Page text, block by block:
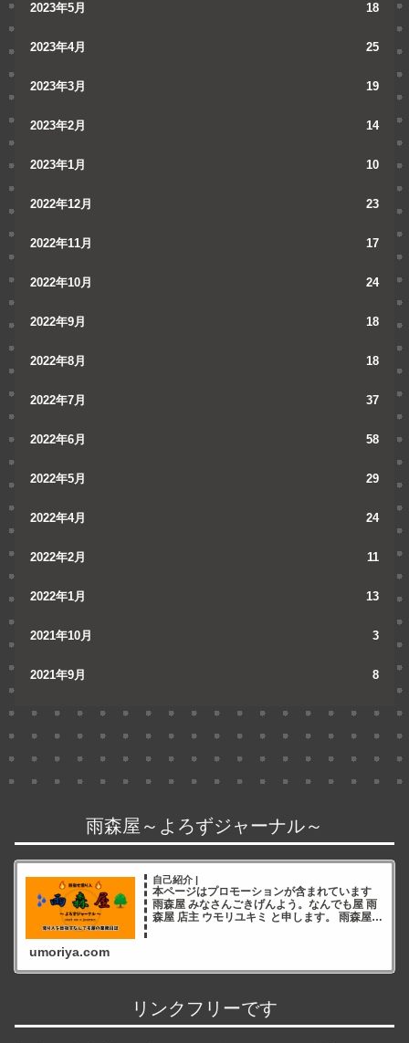
2023年5月 18
2023年4月 25
2023年3月 19
2023年2月 14
2023年1月 10
2022年12月 23
2022年11月 17
2022年10月 24
2022年9月 18
2022年8月 18
2022年7月 37
2022年6月 58
2022年5月 29
2022年4月 24
2022年2月 11
2022年1月 13
2021年10月 3
2021年9月 8
雨森屋～よろずジャーナル～
自己紹介 |
本ページはプロモーションが含まれています
雨森屋 みなさんごきげんよう。なんでも屋 雨
森屋 店主 ウモリユキミ と申します。 雨森屋店
umoriya.com
リンクフリーです